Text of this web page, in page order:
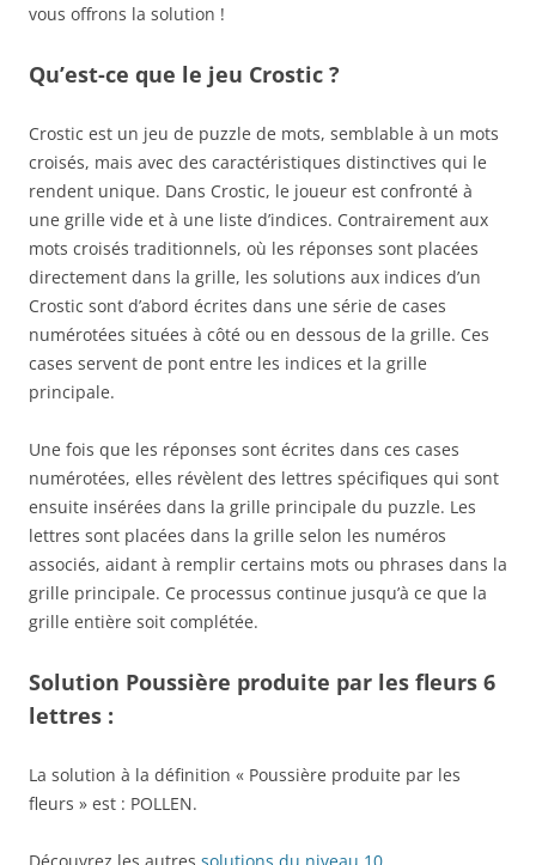
vous offrons la solution !
Qu’est-ce que le jeu Crostic ?
Crostic est un jeu de puzzle de mots, semblable à un mots
croisés, mais avec des caractéristiques distinctives qui le
rendent unique. Dans Crostic, le joueur est confronté à
une grille vide et à une liste d’indices. Contrairement aux
mots croisés traditionnels, où les réponses sont placées
directement dans la grille, les solutions aux indices d’un
Crostic sont d’abord écrites dans une série de cases
numérotées situées à côté ou en dessous de la grille. Ces
cases servent de pont entre les indices et la grille
principale.
Une fois que les réponses sont écrites dans ces cases
numérotées, elles révèlent des lettres spécifiques qui sont
ensuite insérées dans la grille principale du puzzle. Les
lettres sont placées dans la grille selon les numéros
associés, aidant à remplir certains mots ou phrases dans la
grille principale. Ce processus continue jusqu’à ce que la
grille entière soit complétée.
Solution Poussière produite par les fleurs 6
lettres :
La solution à la définition « Poussière produite par les
fleurs » est : POLLEN.
Découvrez les autres solutions du niveau 10